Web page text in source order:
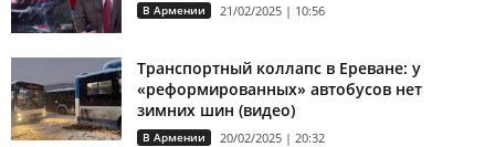
В Армении 21/02/2025 | 10:56
Транспортный коллапс в Ереване: у
«реформированных» автобусов нет
зимних шин (видео)
В Армении 20/02/2025 | 20:32